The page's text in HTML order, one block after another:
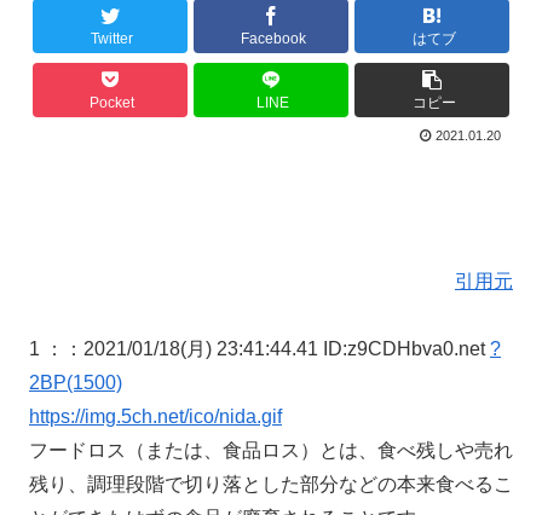
Twitter Facebook はてブ
Pocket LINE コピー
2021.01.20
引用元
1 ： ：2021/01/18(月) 23:41:44.41 ID:z9CDHbva0.net?
2BP(1500)
https://img.5ch.net/ico/nida.gif
フードロス（または、食品ロス）とは、食べ残しや売れ
残り、調理段階で切り落とした部分などの本来食べるこ